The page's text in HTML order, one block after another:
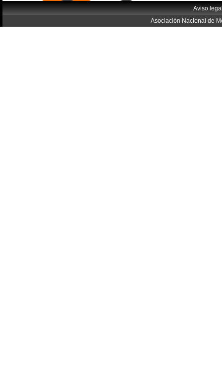
Aviso
Asociación Nacional de